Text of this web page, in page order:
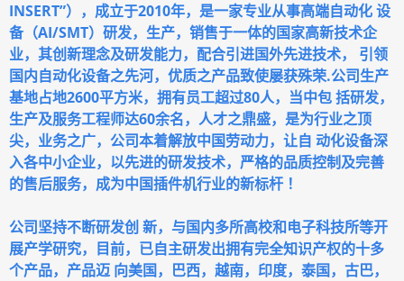
INSERT”），成立于2010年，是一家专业从事高端自动化 设
备（AI/SMT）研发，生产，销售于一体的国家高新技术企
业，其创新理念及研发能力，配合引进国外先进技术， 引领
国内自动化设备之先河，优质之产品致使屡获殊荣.公司生产
基地占地2600平方米，拥有员工超过80人，当中包 括研发，
生产及服务工程师达60余名，人才之鼎盛，是为行业之顶
尖，业务之广，公司本着解放中国劳动力，让自 动化设备深
入各中小企业，以先进的研发技术，严格的品质控制及完善
的售后服务，成为中国插件机行业的新标杆 ！
公司坚持不断研发创 新，与国内多所高校和电子科技所等开
展产学研究，目前，已自主研发出拥有完全知识产权的十多
个产品，产品迈 向美国，巴西，越南，印度，泰国，古巴，